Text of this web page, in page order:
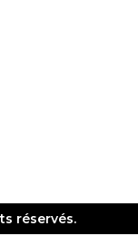
réservés.